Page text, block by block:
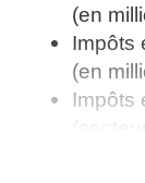
(en
Impôts
(en
Impôts